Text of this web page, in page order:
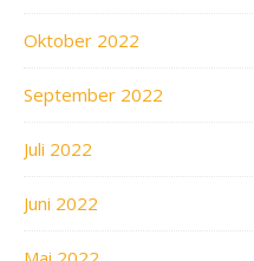
Oktober 2022
September 2022
Juli 2022
Juni 2022